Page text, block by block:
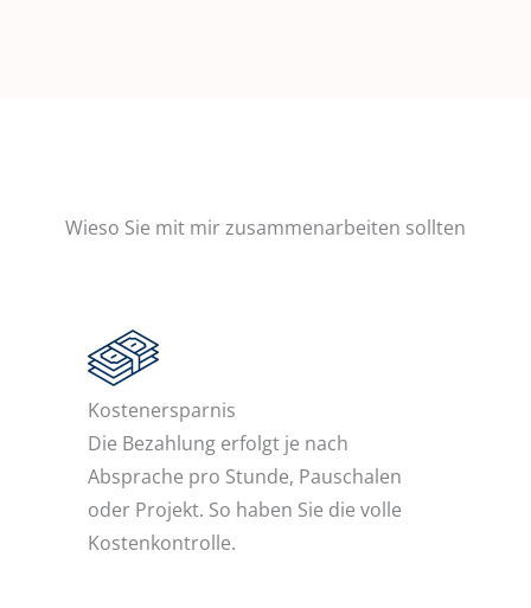
Wieso Sie mit mir zusammenarbeiten sollten
Kostenersparnis
Die Bezahlung erfolgt je nach
Absprache pro Stunde, Pauschalen
oder Projekt. So haben Sie die volle
Kostenkontrolle.